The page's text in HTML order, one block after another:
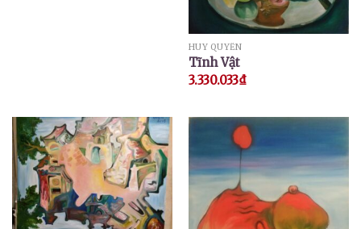
HUY QUYỂN
Tĩnh Vật
3.330.033₫